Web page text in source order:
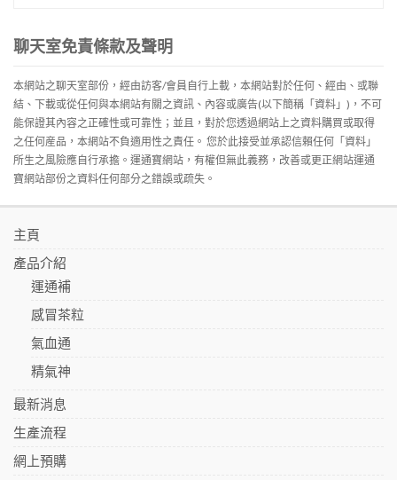
聊天室免責條款及聲明
本網站之聊天室部份，經由訪客/會員自行上載，本網站對於任何、經由、或聯
結、下載或從任何與本網站有關之資訊、內容或廣告(以下簡稱「資料」)，不可
能保證其內容之正確性或可靠性；並且，對於您透過網站上之資料購買或取得
之任何産品，本網站不負適用性之責任。 您於此接受並承認信賴任何「資料」
所生之風險應自行承擔。運通寶網站，有權但無此義務，改善或更正網站運通
寶網站部份之資料任何部分之錯誤或疏失。
主頁
產品介紹
運通補
感冒茶粒
氣血通
精氣神
最新消息
生產流程
網上預購